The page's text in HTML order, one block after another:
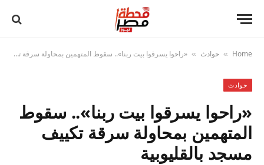
Home
» حوادث » «راحوا يسرقوا بيت ربنا».. سقوط المتهمين بمحاولة سرقة تكييف مسجد بالقليوبية
حوادث
«راحوا يسرقوا بيت ربنا».. سقوط
المتهمين بمحاولة سرقة تكييف
مسجد بالقليوبية